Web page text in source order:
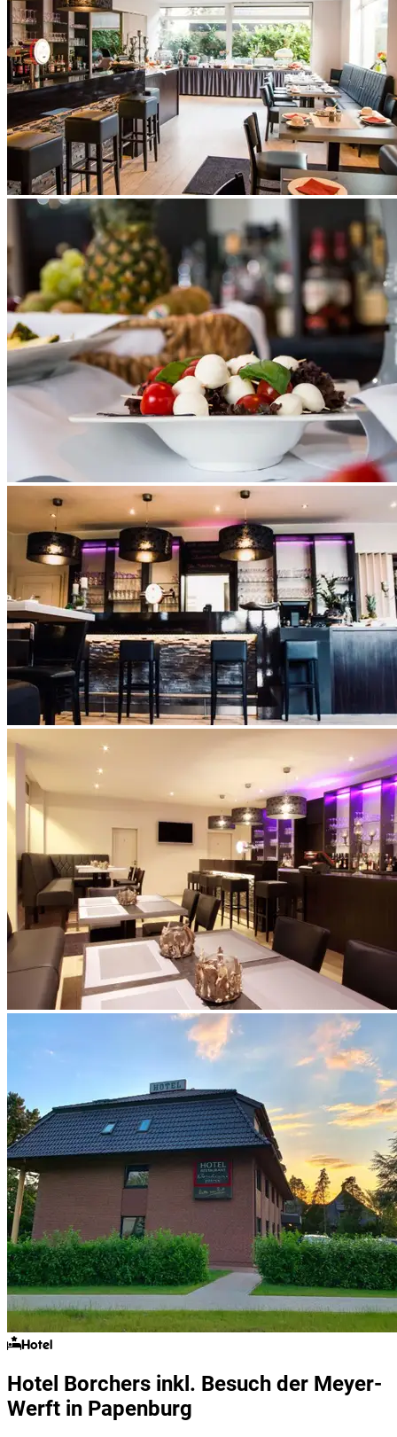
Hotel
Hotel Borchers inkl. Besuch der Meyer-
Werft in Papenburg